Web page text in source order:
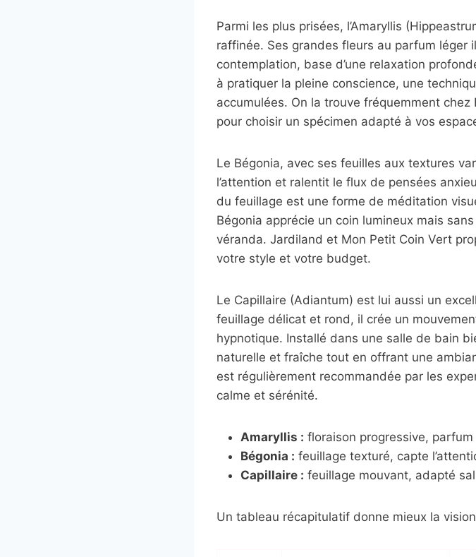
Parmi les plus prisées, l’Amaryllis
raffinée. Ses grandes fleurs au parfum léger
contemplation, base d’une relaxation
à pratiquer la pleine conscience, une
accumulées. On la trouve fréquemment
pour choisir un spécimen adapté à vos
Le Bégonia, avec ses feuilles aux textures
l’attention et ralentit le flux de pensées
du feuillage est une forme de méditation
Bégonia apprécie un coin lumineux mais
véranda. Jardiland et Mon Petit Coin Vert
votre style et votre budget.
Le Capillaire (Adiantum) est lui aussi un
feuillage délicat et rond, il crée un
hypnotique. Installé dans une salle de bain
naturelle et fraîche tout en offrant une
est régulièrement recommandée par les
calme et sérénité.
Amaryllis : floraison progressive,
Bégonia : feuillage texturé, capte
Capillaire : feuillage mouvant, adapté
Un tableau récapitulatif donne mieux la